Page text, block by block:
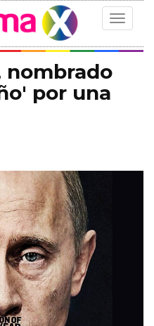
Toggle
nombrado
por una